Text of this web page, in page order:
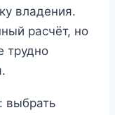
владения.
расчёт, но
трудно
выбрать